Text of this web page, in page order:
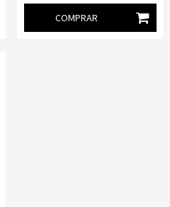
COMPRAR